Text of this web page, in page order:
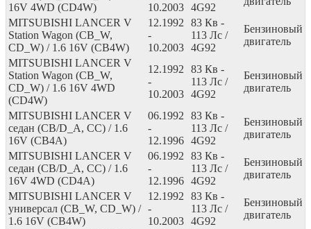
16V 4WD (CD4W)
10.2003 4G92
MITSUBISHI LANCER V
Station Wagon (CB_W,
CD_W) / 1.6 16V (CB4W)
12.1992
-
10.2003
83 Кв -
113 Лс /
4G92
Бензиновый
двигатель
MITSUBISHI LANCER V
Station Wagon (CB_W,
CD_W) / 1.6 16V 4WD
(CD4W)
12.1992
-
10.2003
83 Кв -
113 Лс /
4G92
Бензиновый
двигатель
MITSUBISHI LANCER V
седан (CB/D_A, CC) / 1.6
16V (CB4A)
06.1992
-
12.1996
83 Кв -
113 Лс /
4G92
Бензиновый
двигатель
MITSUBISHI LANCER V
седан (CB/D_A, CC) / 1.6
16V 4WD (CD4A)
06.1992
-
12.1996
83 Кв -
113 Лс /
4G92
Бензиновый
двигатель
MITSUBISHI LANCER V
универсал (CB_W, CD_W) /
1.6 16V (CB4W)
12.1992
-
10.2003
83 Кв -
113 Лс /
4G92
Бензиновый
двигатель